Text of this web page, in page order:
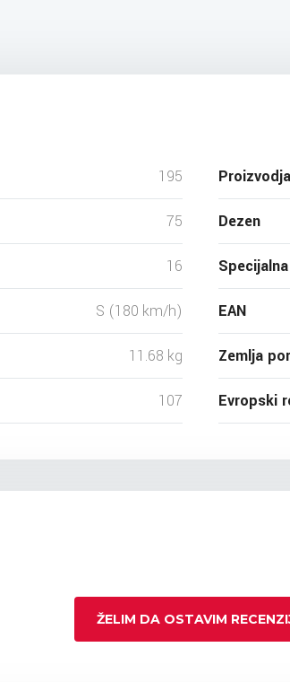
195
75
16
S (180 km/h)
11.68 kg
107
Dezen
EAN
Zemlja
Evropski
ŽELIM DA OSTAVIM